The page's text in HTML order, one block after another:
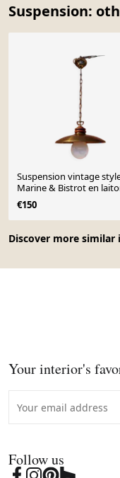
Suspension:
Discover more similar
Suspension vintage
Marine & Bistrot en
patiné – Années 60/70
€150
Your interior's
Follow us